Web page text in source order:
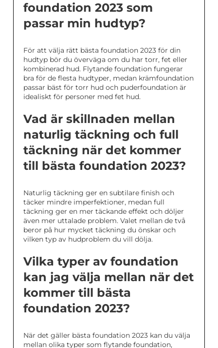
foundation 2023 som
passar min hudtyp?
För att välja rätt bästa foundation 2023 för din
hudtyp bör du överväga om du har torr, fet eller
kombinerad hud. Flytande foundation fungerar
bra för de flesta hudtyper, medan krämfoundation
passar bäst för torr hud och puderfoundation är
idealiskt för personer med fet hud.
Vad är skillnaden mellan
naturlig täckning och full
täckning när det kommer
till bästa foundation 2023?
Naturlig täckning ger en subtilare finish och
täcker mindre imperfektioner, medan full
täckning ger en mer täckande effekt och döljer
även mer uttalade problem. Valet mellan de två
beror på hur mycket täckning du önskar och
vilken typ av hudproblem du vill dölja.
Vilka typer av foundation
kan jag välja mellan när det
kommer till bästa
foundation 2023?
När det gäller bästa foundation 2023 kan du välja
mellan olika typer som flytande foundation,